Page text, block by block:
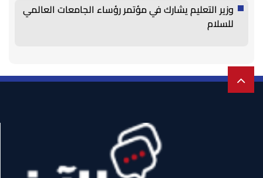
وزير التعليم يشارك في مؤتمر رؤساء الجامعات العالمي
للسلام